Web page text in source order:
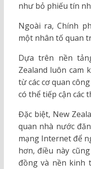
như bỏ phiếu tín
Ngoài ra, Chính
một nhân tố quan
Dựa trên nền
Zealand luôn cam
từ các cơ quan
có thể tiếp cận các
Đặc biệt, New
quan nhà nước
mạng Internet để
hơn, điều này
đồng và nền kinh